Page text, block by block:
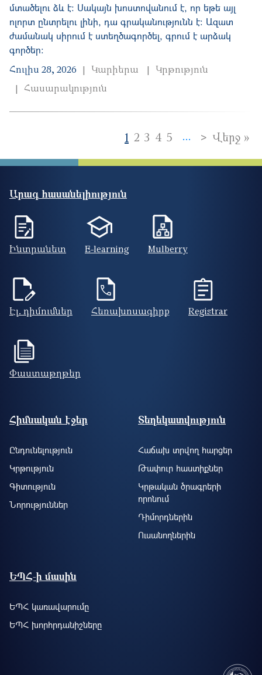
մտածելու ձև է։ Սակայն խոստովանում է, որ եթե այլ
ոլորտ ընտրելու լինի, դա գրականությունն է։ Ազատ
ժամանակ սիրում է ստեղծագործել, գրում է արձակ
գործեր:
Հուլիս 28, 2026 Կարիերա
Կրթություն
Հասարակություն
1 2 3 4 5 … > Next page
Վերջ »
Արագ հասանելիություն
Ինտրանետ E-learning Mulberry
Էլ. դիմումներ Հեռախոսագիրք Registrar
Փաստաթղթեր
Footer site information
Հիմնական էջեր
Ընդունելություն
Կրթություն
Գիտություն
Նորություններ
Տեղեկատվություն
Հաճախ տրվող հարցեր
Թափուր հաստիքներ
Կրթական ծրագրերի
որոնում
Դիմորդներին
Ուսանողներին
ԵՊՀ-ի մասին
ԵՊՀ կառավարումը
ԵՊՀ խորհրդանիշները